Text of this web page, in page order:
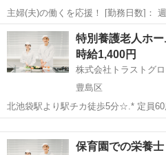
主婦(夫)の働くを応援！ [勤務日数]： 週5日~ 08:00~17:00 [勤務地・最
寄駅]： 東京都豊島区南大塚２－３６
《シダックスフードサービス株式会社
東京 豊島区 キッチン
特別養護老人ホ
時給1,400円
株式会社トラストグ
豊島区
北池袋駅より駅チカ徒歩5分☆.* 定員
ッチンにて調理補助業務をお願いします。 朝・夕60食、昼120
備します。 お任せするのは洗浄・き
ません。 ■入職...保育園での栄養士